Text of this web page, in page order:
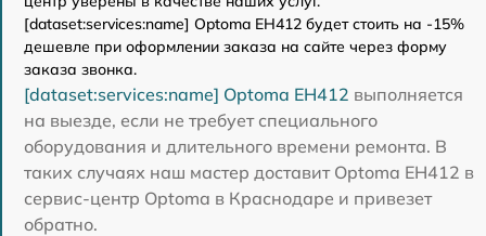
[dataset:services:name] Optoma EH412 будет стоить на -15%
дешевле при оформлении заказа на сайте через форму
заказа звонка.
[dataset:services:name] Optoma EH412 выполняется
на выезде, если не требует специального
оборудования и длительного времени ремонта. В
таких случаях наш мастер доставит Optoma EH412 в
сервис-центр Optoma в Краснодаре и привезет
обратно.